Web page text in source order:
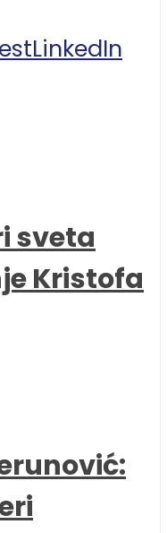
LinkedIn
sveta
Kristofa